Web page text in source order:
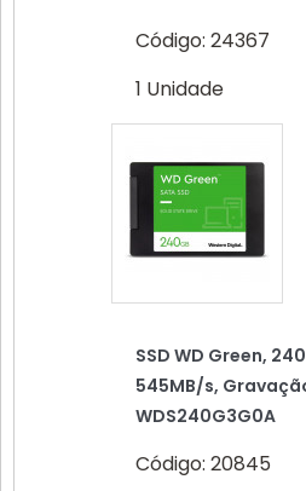
Código: 24367
1 Unidade
SSD WD Green,
545MB/s,
WDS240G3G0A
Código: 20845